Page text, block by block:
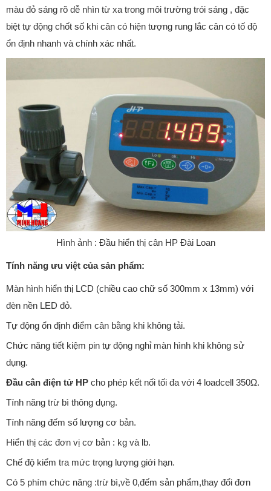
màu đỏ sáng rõ dễ nhìn từ xa trong môi trường trói sáng , đặc
biệt tự động chốt số khi cân có hiện tượng rung lắc cân có tố độ
ổn định nhanh và chính xác nhất.
Hình ảnh : Đầu hiển thị cân HP Đài Loan
Tính năng ưu việt của sản phẩm:
Màn hình hiển thị LCD (chiều cao chữ số 300mm x 13mm) với
đèn nền LED đỏ.
Tự động ổn định điểm cân bằng khi không tải.
Chức năng tiết kiệm pin tự động nghỉ màn hình khi không sử
dụng.
Đầu cân điện tử HP cho phép kết nối tối đa với 4 loadcell 350Ω.
Tính năng trừ bì thông dụng.
Tính năng đếm số lượng cơ bản.
Hiển thị các đơn vị cơ bản : kg và lb.
Chế độ kiểm tra mức trọng lượng giới hạn.
Có 5 phím chức năng :trừ bì,về 0,đếm sản phẩm,thay đổi đơn